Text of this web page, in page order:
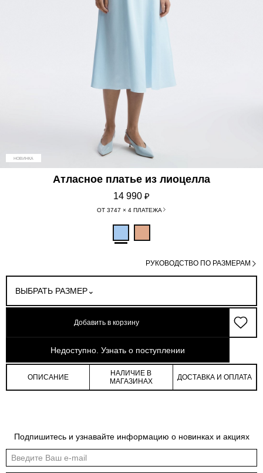
НОВИНКА
Атласное платье из лиоцелла
14 990 ₽
ОТ 3747 × 4 ПЛАТЕЖА
ВЫБРАТЬ РАЗМЕР
РУКОВОДСТВО ПО РАЗМЕРАМ
Добавить в корзину
Недоступно. Узнать о поступлении
арт: 4-16407_70614-006
Обмеры изделия Таблица размеров
ОПИСАНИЕ
НАЛИЧИЕ В
МАГАЗИНАХ
ДОСТАВКА И ОПЛАТА
Подпишитесь и узнавайте информацию о новинках и акциях